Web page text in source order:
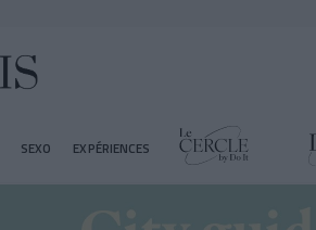
SEXO EXPÉRIENCES